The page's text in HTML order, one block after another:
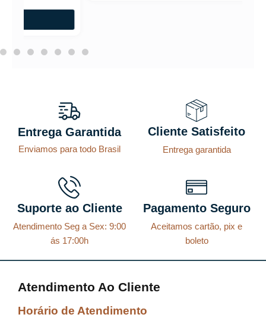
Entrega Garantida
Enviamos para todo Brasil
Cliente Satisfeito
Entrega garantida
Suporte ao Cliente
Atendimento Seg a Sex: 9:00
ás 17:00h
Pagamento Seguro
Aceitamos cartão, pix e
boleto
Atendimento Ao Cliente
Horário de Atendimento